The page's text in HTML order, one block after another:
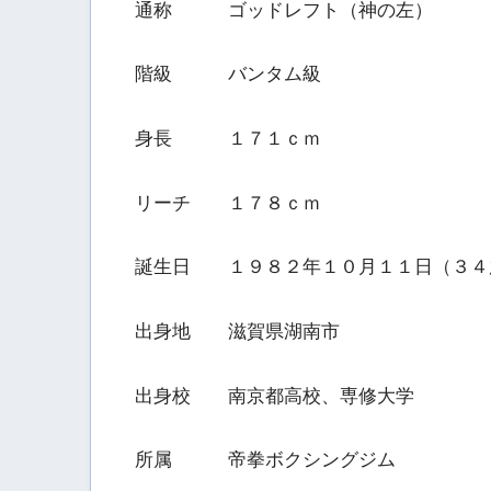
通称 ゴッドレフト（神の左）
階級 バンタム級
身長 １７１ｃｍ
リーチ １７８ｃｍ
誕生日 １９８２年１０月１１日（３４
出身地 滋賀県湖南市
出身校 南京都高校、専修大学
所属 帝拳ボクシングジム